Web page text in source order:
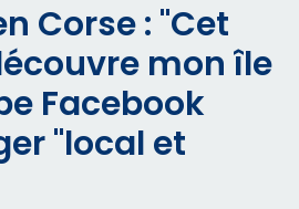
Corse : "Cet
mon île
Facebook
"local et